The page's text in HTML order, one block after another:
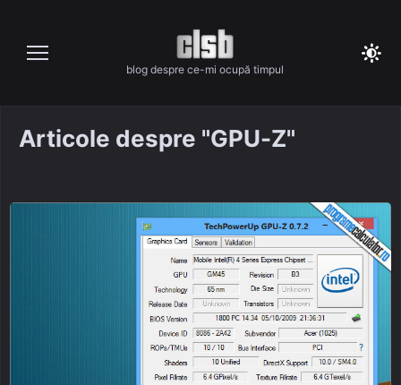
content
blog despre ce-mi ocupă timpul
Articole despre "GPU-Z"